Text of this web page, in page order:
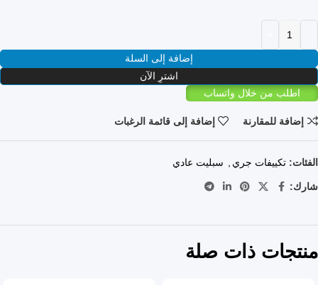
إضافة إلى السلة
اشترِ الآن
اطلب من خلال واتساب
إضافة للمقارنة إضافة إلى قائمة الرغبات
الفئات: تكييفات جري , سبليت عادي
شارك:
منتجات ذات صلة